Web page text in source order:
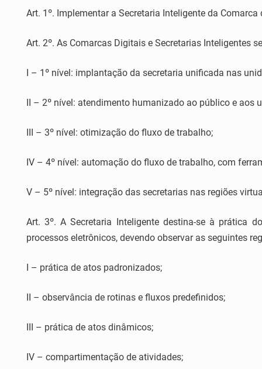
Art. 1º. Implementar a Secretaria Inteligente da
Art. 2º. As Comarcas Digitais e Secretarias Inteligentes
I – 1º nível: implantação da secretaria unificada nas
II – 2º nível: atendimento humanizado ao público e aos
III – 3º nível: otimização do fluxo de trabalho;
IV – 4º nível: automação do fluxo de trabalho, com
V – 5º nível: integração das secretarias nas regiões
Art. 3º. A Secretaria Inteligente destina-se à prática
processos eletrônicos, devendo observar as seguintes
I – prática de atos padronizados;
II – observância de rotinas e fluxos predefinidos;
III – prática de atos dinâmicos;
IV – compartimentação de atividades;